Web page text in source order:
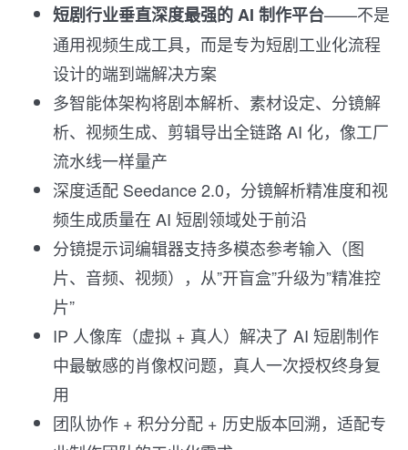
短剧行业垂直深度最强的 AI 制作平台——不是
通用视频生成工具，而是专为短剧工业化流程
设计的端到端解决方案
多智能体架构将剧本解析、素材设定、分镜解
析、视频生成、剪辑导出全链路 AI 化，像工厂
流水线一样量产
深度适配 Seedance 2.0，分镜解析精准度和视
频生成质量在 AI 短剧领域处于前沿
分镜提示词编辑器支持多模态参考输入（图
片、音频、视频），从”开盲盒”升级为”精准控
片”
IP 人像库（虚拟 + 真人）解决了 AI 短剧制作
中最敏感的肖像权问题，真人一次授权终身复
用
团队协作 + 积分分配 + 历史版本回溯，适配专